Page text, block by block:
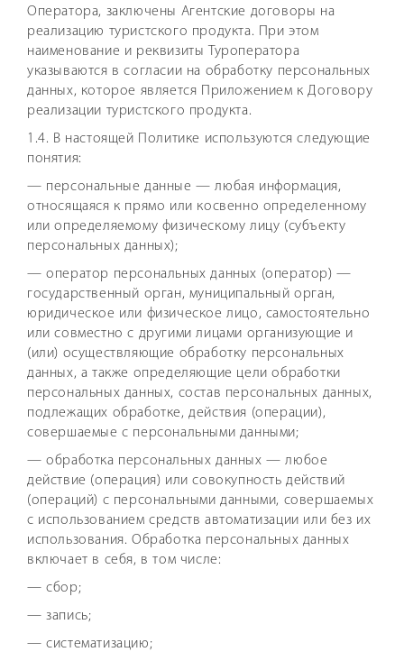
Оператора, заключены Агентские договоры на
реализацию туристского продукта. При этом
наименование и реквизиты Туроператора
указываются в согласии на обработку персональных
данных, которое является Приложением к Договору
реализации туристского продукта.
1.4. В настоящей Политике используются следующие
понятия:
— персональные данные — любая информация,
относящаяся к прямо или косвенно определенному
или определяемому физическому лицу (субъекту
персональных данных);
— оператор персональных данных (оператор) —
государственный орган, муниципальный орган,
юридическое или физическое лицо, самостоятельно
или совместно с другими лицами организующие и
(или) осуществляющие обработку персональных
данных, а также определяющие цели обработки
персональных данных, состав персональных данных,
подлежащих обработке, действия (операции),
совершаемые с персональными данными;
— обработка персональных данных — любое
действие (операция) или совокупность действий
(операций) с персональными данными, совершаемых
с использованием средств автоматизации или без их
использования. Обработка персональных данных
включает в себя, в том числе:
— сбор;
— запись;
— систематизацию;